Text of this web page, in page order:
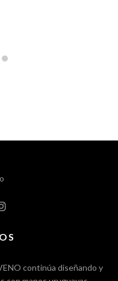
continúa diseñando y